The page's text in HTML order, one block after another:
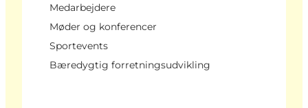
Medarbejdere
Møder og konferencer
Sportevents
Bæredygtig forretningsudvikling